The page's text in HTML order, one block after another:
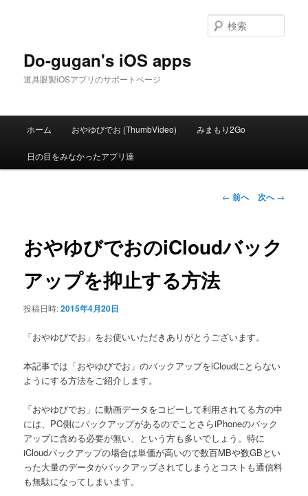
Do-gugan's iOS apps
道具眼製iOSアプリのサポートページ
索
メ
ホーム おやゆびでお (ThumbVideo) みまもり2Go
日の目をみなかったアプリ達
投
ビ
ゲ
← 前へ 次へ→
おやゆびでおのiCloudバック
アップを抑止する方法
投稿日時:2015年4月20日
「おやゆびでお」をお使いいただきありがとうございます。
本記事では「おやゆびでお」のバックアップをiCloudにとらない
ようにする方法をご紹介します。
「おやゆびでお」に動画データをコピーして利用されてる方の中
には、PC側にバックアップがあるのでことさらiPhoneのバック
アップに含める必要が無い、という方も多いでしょう。特に
iCloudバックアップの場合は単価が高いので数百MBや数GBとい
った大量のデータがバックアップされてしまうとコストも通信料
も無駄になってしまいます。